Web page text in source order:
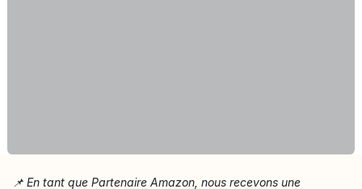
📌 En tant que Partenaire Amazon, nous recevons une